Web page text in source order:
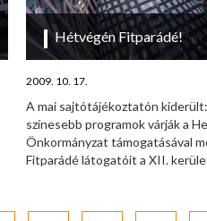
Hétvégén Fitparádé!
2009. 10. 17.
A mai sajtótájékoztatón
színesebb programok várják a
Önkormányzat támogatásával
Fitparádé látogatóit a XII.